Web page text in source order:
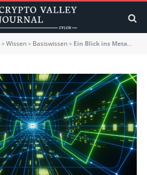
»Wissen» Basiswissen» Ein Blick ins Metaversum